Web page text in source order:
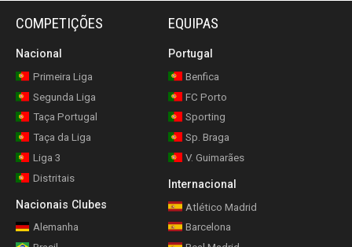
COMPETIÇÕES
Nacional
Primeira Liga
Segunda Liga
Taça Portugal
Taça da Liga
Liga 3
Distritais
Nacionais Clubes
Alemanha
EQUIPAS
Portugal
Benfica
FC Porto
Sporting
Sp. Braga
V. Guimarães
Internacional
Atlético Madrid
Barcelona